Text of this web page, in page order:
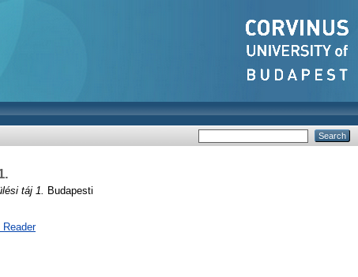
táj 1.
Budapesti
Reader